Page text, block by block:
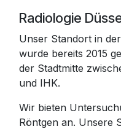
Radiologie
Unser Standort in
wurde bereits 2015
der Stadtmitte
und IHK.
Wir bieten
Röntgen an. Unsere